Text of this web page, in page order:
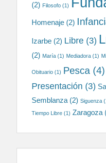
(2) Filosofo (1)
Homenaje (2)
Izarbe (2) Libre (3)
(2) María (1) Mediadora (1)
Obituario (1) Pesca (4)
Presentación (3)
Semblanza (2) Siguenza
Tiempo Libre (1) Zaragoza